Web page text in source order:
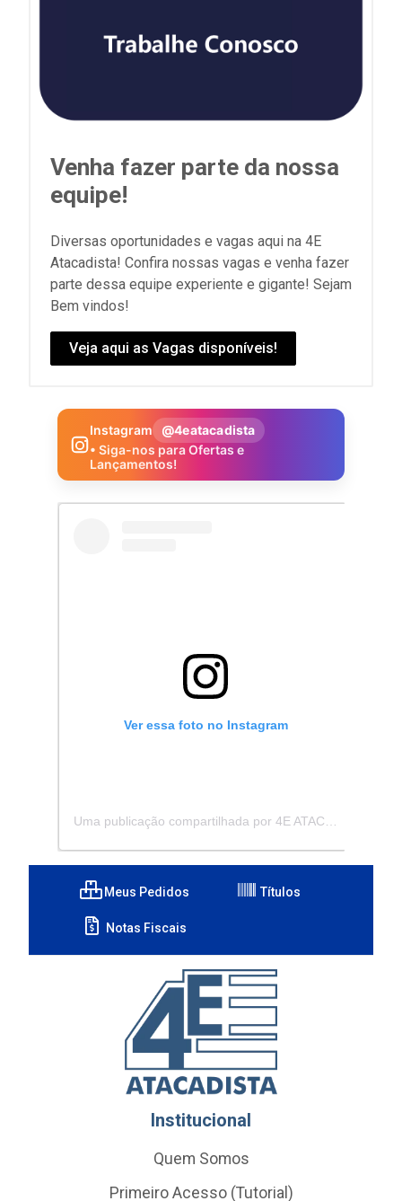
Venha fazer parte da nossa
equipe!
Diversas oportunidades e vagas aqui na 4E
Atacadista! Confira nossas vagas e venha fazer
parte dessa equipe experiente e gigante! Sejam
Bem vindos!
Veja aqui as Vagas disponíveis!
Instagram
@4eatacadista
• Siga-nos para Ofertas e
Lançamentos!
Ver essa foto no Instagram
Meus Pedidos Títulos
Notas Fiscais
Institucional
Quem Somos
Primeiro Acesso (Tutorial)